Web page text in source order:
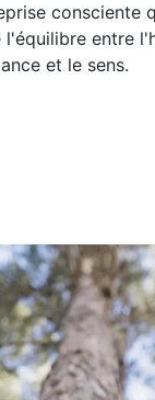
consciente
l'équilibre entre
et le sens.